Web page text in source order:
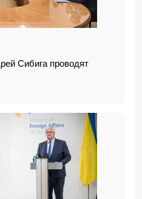
Сибига проводят